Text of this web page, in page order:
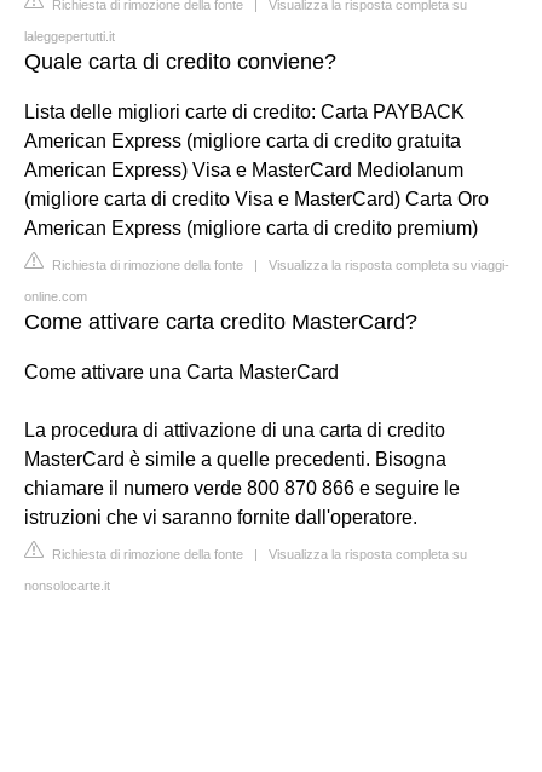
Richiesta di rimozione della fonte Visualizza la risposta completa su
laleggepertutti.it
Quale carta di credito conviene?
Lista delle migliori carte di credito: Carta PAYBACK
American Express (migliore carta di credito gratuita
American Express) Visa e MasterCard Mediolanum
(migliore carta di credito Visa e MasterCard) Carta Oro
American Express (migliore carta di credito premium)
Richiesta di rimozione della fonte | Visualizza la risposta completa su viaggi-
online.com
Come attivare carta credito MasterCard?
Come attivare una Carta MasterCard
La procedura di attivazione di una carta di credito
MasterCard è simile a quelle precedenti. Bisogna
chiamare il numero verde 800 870 866 e seguire le
istruzioni che vi saranno fornite dall'operatore.
Richiesta di rimozione della fonte | Visualizza la risposta completa su
nonsolocarte.it